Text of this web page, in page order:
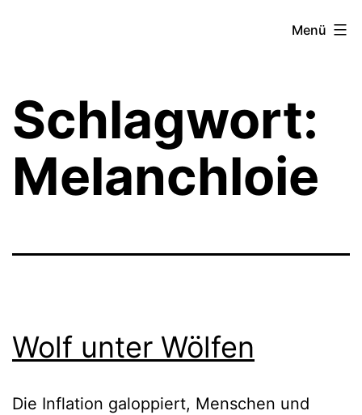
Menü
Schlagwort:
Melanchloie
Wolf unter Wölfen
Die Inflation galoppiert, Menschen und